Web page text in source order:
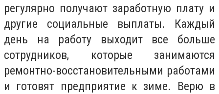
регулярно получают заработную плату и
другие социальные выплаты. Каждый
день на работу выходит все больше
сотрудников, которые занимаются
ремонтно-восстановительными работами
и готовят предприятие к зиме. Верю в